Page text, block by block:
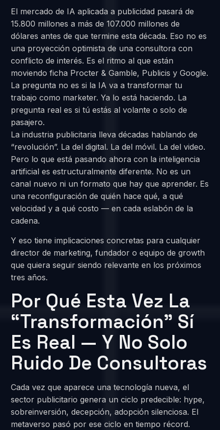
El mercado de IA aplicada a publicidad pasará de
15.800 millones a más de 107.000 millones de
dólares antes de que termine esta década. Eso no es
una proyección optimista de una consultora con
conflicto de interés. Es el ritmo al que están
moviendo ficha Procter & Gamble, Publicis y Google.
La pregunta no es si la IA va a transformar tu
trabajo como marketer. Ya lo está haciendo. La
pregunta real es si tú estás al volante o solo de
pasajero.
La industria publicitaria lleva décadas hablando de
“revolución”. La del digital. La del móvil. La del video.
Pero lo que está pasando ahora con la inteligencia
artificial es estructuralmente diferente. No es un
canal nuevo ni un formato que hay que aprender. Es
una reconfiguración de quién hace qué, a qué
velocidad y a qué costo — en cada eslabón de la
cadena.
Y eso tiene implicaciones concretas para cualquier
director de marketing, fundador o equipo de growth
que quiera seguir siendo relevante en los próximos
tres años.
Por Qué Esta Vez La
“transformación” Sí
Es Real — Y No Solo
Ruido De Consultoras
Cada vez que aparece una tecnología nueva, el
sector publicitario genera un ciclo predecible: hype,
sobreinversión, decepción, adopción silenciosa. El
metaverso pasó por ese ciclo en tiempo récord.